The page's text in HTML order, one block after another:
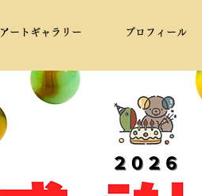
アートギャラリー プロフィール